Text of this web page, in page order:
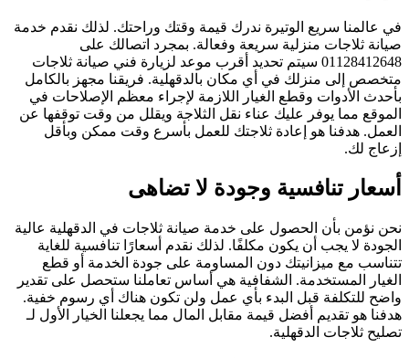
في عالمنا سريع الوتيرة ندرك قيمة وقتك وراحتك. لذلك نقدم خدمة
صيانة ثلاجات منزلية سريعة وفعالة. بمجرد اتصالك على
01128412648 سيتم تحديد أقرب موعد لزيارة فني صيانة ثلاجات
متخصص إلى منزلك في أي مكان بالدقهلية. فريقنا مجهز بالكامل
بأحدث الأدوات وقطع الغيار اللازمة لإجراء معظم الإصلاحات في
الموقع مما يوفر عليك عناء نقل الثلاجة ويقلل من وقت توقفها عن
العمل. هدفنا هو إعادة ثلاجتك للعمل بأسرع وقت ممكن وبأقل
إزعاج لك.
أسعار تنافسية وجودة لا تضاهى
نحن نؤمن بأن الحصول على خدمة صيانة ثلاجات في الدقهلية عالية
الجودة لا يجب أن يكون مكلفًا. لذلك نقدم أسعارًا تنافسية للغاية
تتناسب مع ميزانيتك دون المساومة على جودة الخدمة أو قطع
الغيار المستخدمة. الشفافية هي أساس تعاملنا ستحصل على تقدير
واضح للتكلفة قبل البدء بأي عمل ولن تكون هناك أي رسوم خفية.
هدفنا هو تقديم أفضل قيمة مقابل المال مما يجعلنا الخيار الأول لـ
تصليح ثلاجات الدقهلية.